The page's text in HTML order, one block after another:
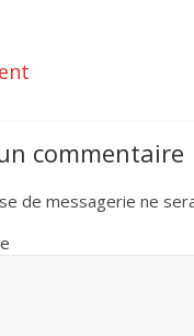
commentaire
de messagerie ne